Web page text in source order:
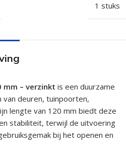
1 stuks
– verzinkt is een duurzame
deuren, tuinpoorten,
lengte van 120 mm biedt deze
stabiliteit, terwijl de uitvoering
bij het openen en